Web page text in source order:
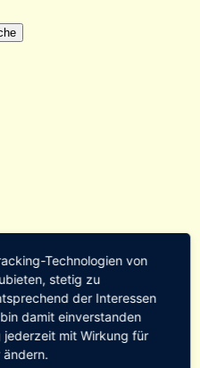
Technologien von
stetig zu
der Interessen
damit einverstanden
jederzeit mit Wirkung für